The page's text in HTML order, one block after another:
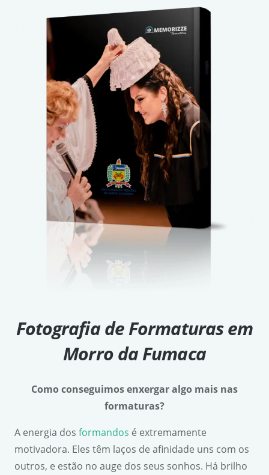
Fotografia de Formaturas em
Morro da Fumaca
Como conseguimos enxergar algo mais nas
formaturas?
A energia dos formandos é extremamente
motivadora. Eles têm laços de afinidade uns com os
outros, e estão no auge dos seus sonhos. Há brilho